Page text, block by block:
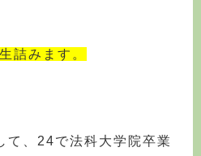
詰みます。
て、24で法科大学院卒業